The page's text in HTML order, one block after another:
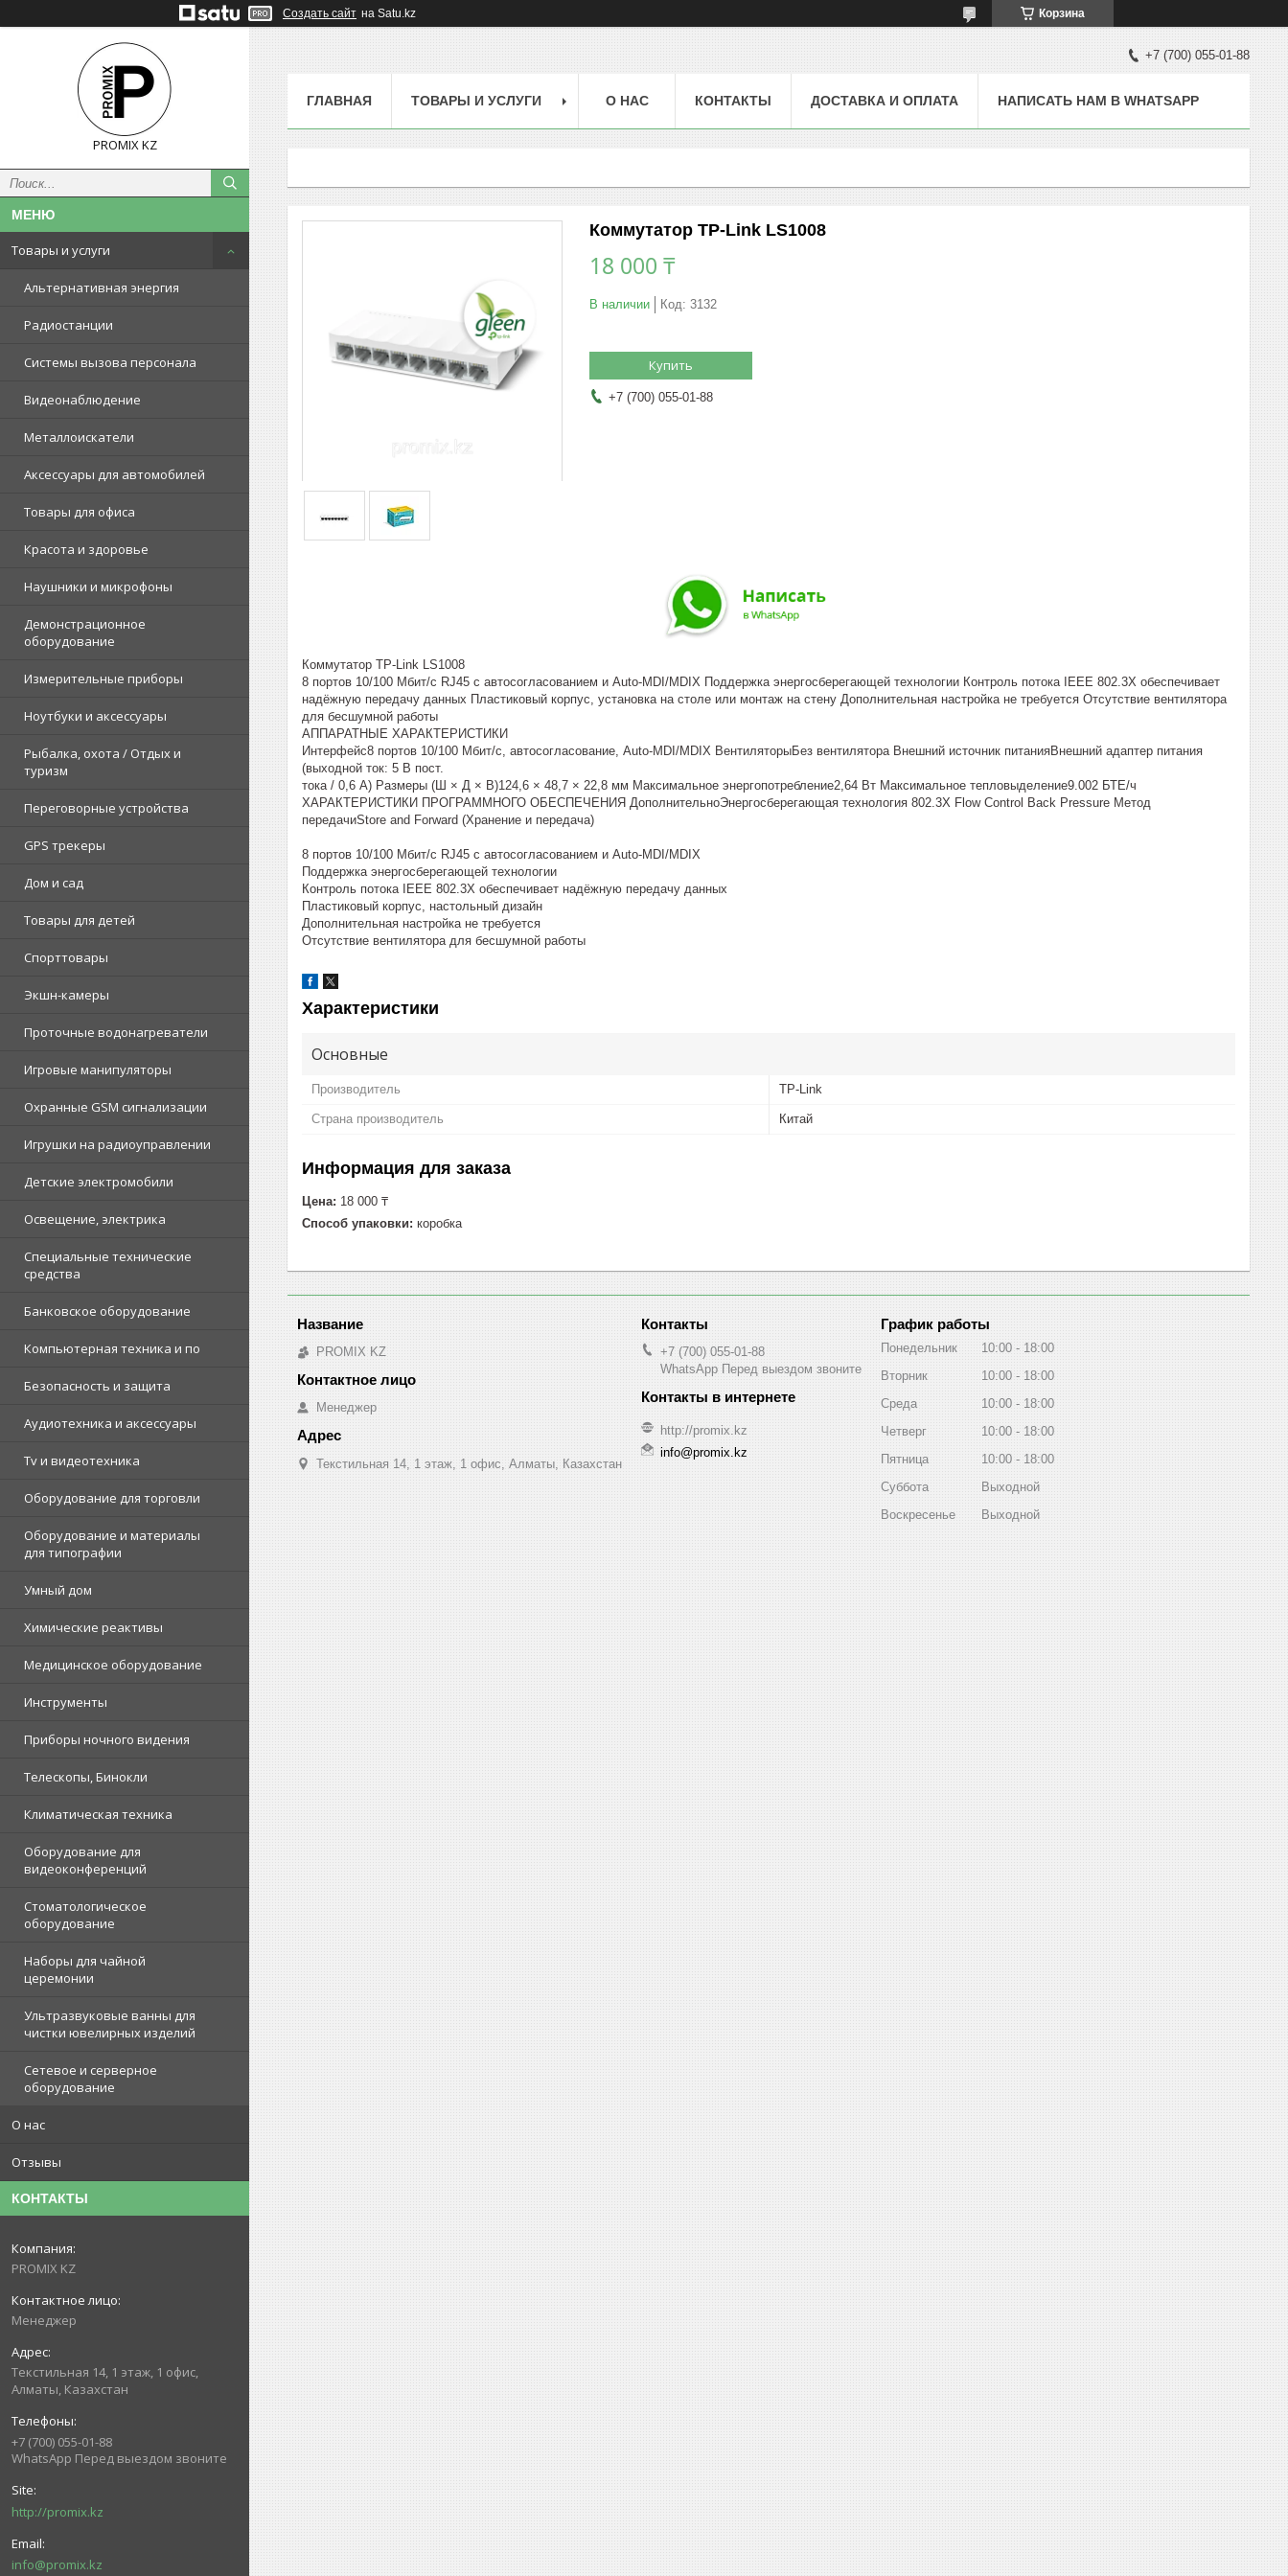
Создать сайт на Satu.kz Корзина
PROMIX KZ
Товары и услуги
Альтернативная энергия
Радиостанции
Системы вызова персонала
Видеонаблюдение
Металлоискатели
Аксессуары для автомобилей
Товары для офиса
Красота и здоровье
Наушники и микрофоны
Демонстрационное
оборудование
Измерительные приборы
Ноутбуки и аксессуары
Рыбалка, охота / Отдых и
туризм
Переговорные устройства
GPS трекеры
Дом и сад
Товары для детей
Спорттовары
Экшн-камеры
Проточные водонагреватели
Игровые манипуляторы
Охранные GSM сигнализации
Игрушки на радиоуправлении
Детские электромобили
Освещение, электрика
Специальные технические
средства
Банковское оборудование
Компьютерная техника и по
Безопасность и защита
Аудиотехника и аксессуары
Tv и видеотехника
Оборудование для торговли
Оборудование и материалы
для типографии
Умный дом
Химические реактивы
Медицинское оборудование
Инструменты
Приборы ночного видения
Телескопы, Бинокли
Климатическая техника
Оборудование для
видеоконференций
Стоматологическое
оборудование
Наборы для чайной
церемонии
Ультразвуковые ванны для
чистки ювелирных изделий
Сетевое и серверное
оборудование
О нас
Отзывы
КОНТАКТЫ
PROMIX KZ
Менеджер
Текстильная 14, 1 этаж, 1 офис,
Алматы, Казахстан
+7 (700) 055-01-88
WhatsApp Перед выездом звоните
http://promix.kz
info@promix.kz
+7 (700) 055-01-88
ГЛАВНАЯ ТОВАРЫ И УСЛУГИ О НАС КОНТАКТЫ ДОСТАВКА И ОПЛАТА НАПИСАТЬ НАМ В WHATSAPP
Коммутатор TP-Link LS1008
18 000 ₸
В наличии Код: 3132
Купить
+7 (700) 055-01-88
Коммутатор TP-Link LS1008
8 портов 10/100 Мбит/с RJ45 с автосогласованием и Auto-MDI/MDIX Поддержка энергосберегающей технологии Контроль потока IEEE 802.3X обеспечивает
надёжную передачу данных Пластиковый корпус, установка на столе или монтаж на стену Дополнительная настройка не требуется Отсутствие вентилятора
для бесшумной работы
АППАРАТНЫЕ ХАРАКТЕРИСТИКИ
Интерфейс8 портов 10/100 Мбит/с, автосогласование, Auto-MDI/MDIX ВентиляторыБез вентилятора Внешний источник питанияВнешний адаптер питания
(выходной ток: 5 В пост.
тока / 0,6 A) Размеры (Ш × Д × В)124,6 × 48,7 × 22,8 мм Максимальное энергопотребление2,64 Вт Максимальное тепловыделение9.002 БТЕ/ч
ХАРАКТЕРИСТИКИ ПРОГРАММНОГО ОБЕСПЕЧЕНИЯ ДополнительноЭнергосберегающая технология 802.3X Flow Control Back Pressure Метод
передачиStore and Forward (Хранение и передача)
8 портов 10/100 Мбит/с RJ45 с автосогласованием и Auto-MDI/MDIX
Поддержка энергосберегающей технологии
Контроль потока IEEE 802.3X обеспечивает надёжную передачу данных
Пластиковый корпус, настольный дизайн
Дополнительная настройка не требуется
Отсутствие вентилятора для бесшумной работы
Характеристики
Основные
Производитель TP-Link
Страна производитель Китай
Информация для заказа
Цена: 18 000 ₸
Способ упаковки: коробка
PROMIX KZ
Менеджер
Текстильная 14, 1 этаж, 1 офис, Алматы, Казахстан
+7 (700) 055-01-88
WhatsApp Перед выездом звоните
http://promix.kz
info@promix.kz
График работы
Понедельник 10:00
18:00
Вторник
10:00
18:00
Среда
10:00
18:00
Четверг
10:00
18:00
Пятница
10:00
18:00
Суббота
Выходной
Воскресенье
Выходной